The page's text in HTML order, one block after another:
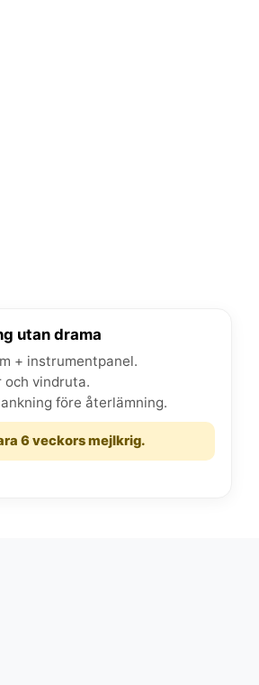
utan drama
+ instrumentpanel.
och vindruta.
före återlämning.
6 veckors mejlkrig.